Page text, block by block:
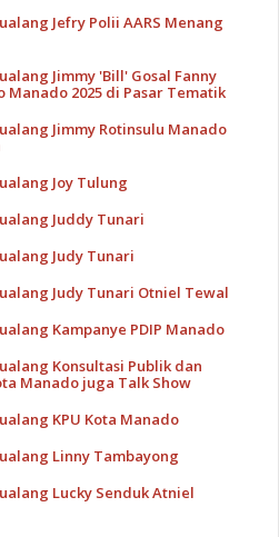
Jefry Polii AARS Menang
Jimmy 'Bill' Gosal Fanny
Manado 2025 di Pasar Tematik
Jimmy Rotinsulu Manado
Joy Tulung
Juddy Tunari
Judy Tunari
Judy Tunari Otniel Tewal
Kampanye PDIP Manado
Konsultasi Publik dan
Manado juga Talk Show
KPU Kota Manado
Linny Tambayong
Lucky Senduk Atniel